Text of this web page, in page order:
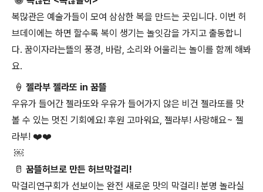
복많관은 예술가들이 모여 삼삼한 복을 만드는 곳입니다. 이번 허
브데이에는 하면 할수록 복이 생기는 놀잇감을 가지고 출동합니
다. 꿈이자라는뜰의 풍경, 바람, 소리와 어울리는 놀이를 함께 해봐
요.
🍦 젤라부 젤라또 in 꿈뜰
우유가 들어간 젤라또와 우유가 들어가지 않은 비건 젤라또를 맛
볼 수 있는 멋진 기회에요! 후원 고마워요, 젤라부! 사랑해요~ 젤
라부! ❤️❤️
￼
🥛 꿈뜰허브로 만든 허브막걸리!
막걸리연구회가 선보이는 완전 새로운 맛의 막걸리! 분명 놀라실